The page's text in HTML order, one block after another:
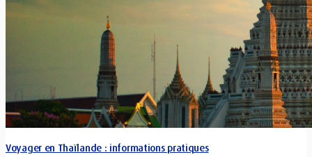
Voyager en Thaïlande : informations pratiques